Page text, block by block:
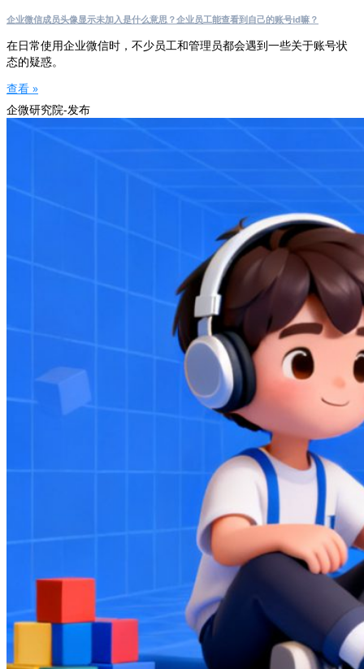
企业微信成员头像显示未加入是什么意思？企业员工能查看到自己的账号id嘛？
在日常使用企业微信时，不少员工和管理员都会遇到一些关于账号状
态的疑惑。
查看 »
企微研究院-发布